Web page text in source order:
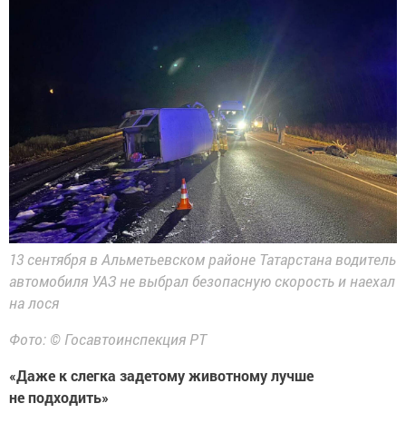
13 сентября в Альметьевском районе Татарстана водитель
автомобиля УАЗ не выбрал безопасную скорость и наехал
на лося
Фото: © Госавтоинспекция РТ
«Даже к слегка задетому животному лучше
не подходить»